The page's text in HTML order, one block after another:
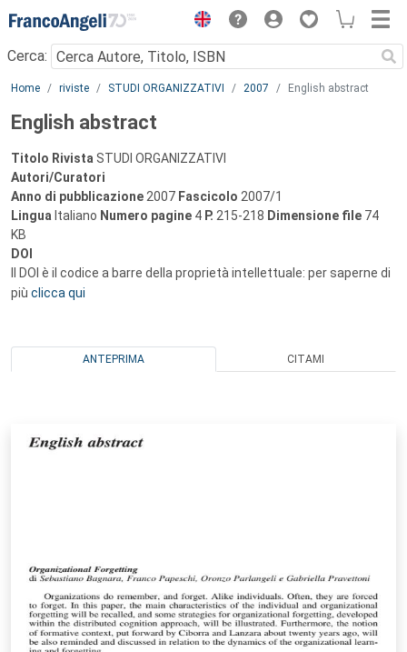
Menu
Cerca:
Main content
Home riviste STUDI ORGANIZZATIVI 2007 English abstract
English abstract
Titolo Rivista STUDI ORGANIZZATIVI
Autori/Curatori
Anno di pubblicazione 2007 Fascicolo 2007/1
Lingua Italiano Numero pagine 4 P. 215-218 Dimensione file 74
KB
DOI
Il DOI è il codice a barre della proprietà intellettuale: per saperne di
più clicca qui
ANTEPRIMA CITAMI